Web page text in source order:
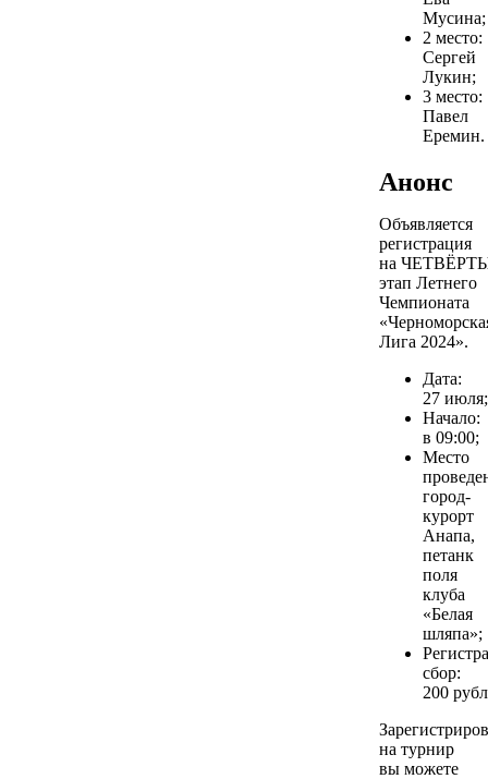
Мусина;
2 место:
Сергей
Лукин;
3 место:
Павел
Еремин.
Анонс
Объявляется
регистрация
на
этап Летнего
Чемпионата
Лига 2024».
Дата:
27 июля;
Начало:
в 09:00;
Место
город-
курорт
Анапа,
петанк
поля
клуба
«Белая
шляпа»;
сбор:
200
на турнир
вы можете